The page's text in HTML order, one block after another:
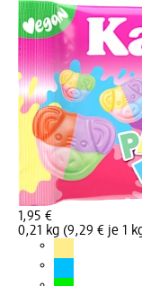
1,95 €
0,21 kg (9,29 € je 1